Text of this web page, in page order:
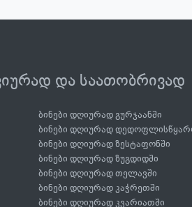
და საათობრივად
ბინები დღიურად გურჯაანში
ბინები დღიურად
ბინები დღიურად ზესტაფონში
ბინები დღიურად ზუგდიდში
ბინები დღიურად თელავში
ბინები დღიურად კაჭრეთში
ბინები დღიურად კვარიათში